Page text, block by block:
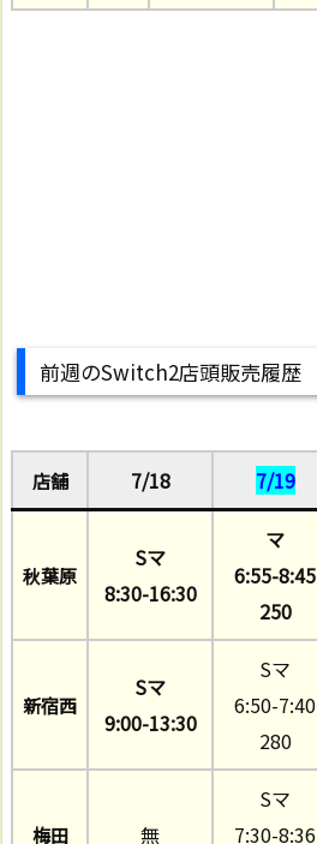
前週のSwitch2店頭販売履歴
店舗 7/18 7/19
秋葉原
Sマ
8:30-16:30
マ
6:55-8:45
250
新宿西
Sマ
9:00-13:30
Sマ
6:50-7:40
280
梅田 無
Sマ
7:30-8:36